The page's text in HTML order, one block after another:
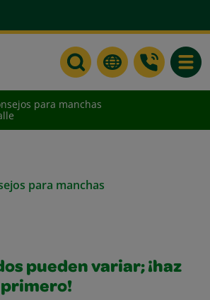
para manchas
para manchas
pueden variar; ¡haz